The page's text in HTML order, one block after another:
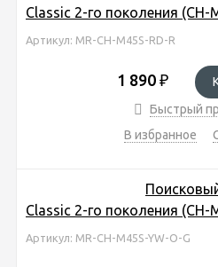
Classic 2-го поколения (CH-
Артикул: MR-CH-M45S-RD-R
1 890 ₽
Быстрый
В избранное
Classic 2-го поколения
Артикул: MR-CH-M45S-YW-O-G